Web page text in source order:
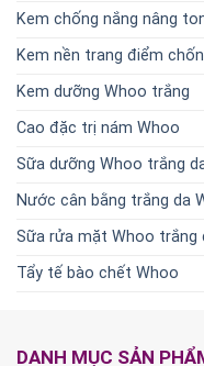
Kem chống nắng nâng
Kem nền trang điểm
Kem dưỡng Whoo trắng
Cao đặc trị nám Whoo
Sữa dưỡng Whoo trắng
Nước cân bằng trắng da
Sữa rửa mặt Whoo trắng
Tẩy tế bào chết Whoo
DANH MỤC SẢN